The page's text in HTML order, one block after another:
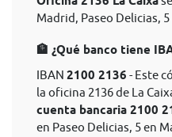
Madrid, Paseo Delicias, 5
🏦 ¿Qué banco tiene
IBAN 2100 2136 - Este
la oficina 2136 de La
cuenta bancaria 2100
en Paseo Delicias, 5 en